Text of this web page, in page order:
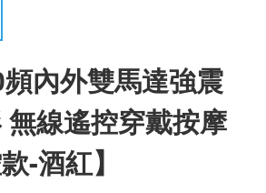
內外雙馬達強震
無線遙控穿戴按摩
-酒紅】